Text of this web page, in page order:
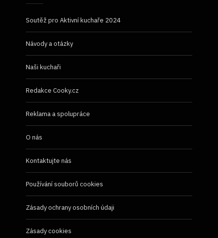
Soutěž pro Aktivní kuchaře 2024
Návody a otázky
Naši kuchaři
Redakce Cooky.cz
Reklama a spolupráce
O nás
Kontaktujte nás
Používání souborů cookies
Zásady ochrany osobních údaji
Zásady cookies